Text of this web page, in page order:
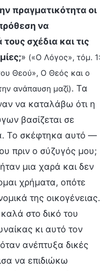
πραγματικότητα οι
να
σχέδια και τις
» («Ο Λόγος», τόμ. 1:
Θεού», Ο Θεός και ο
ανάπαυση μαζί). Τα
να καταλάβω ότι η
βασίζεται σε
Το σκέφτηκα αυτό —
πριν ο σύζυγός μου;
μια χαρά και δεν
χρήματα, οπότε
της οικογένειας.
στο δικό του
κι αυτό τον
ανέπτυξα δικές
να επιδιώκω